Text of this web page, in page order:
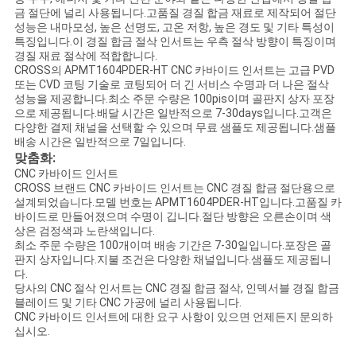
금 절단에 널리 사용됩니다.고품질 경질 합금 재료로 제작되어 절단
성능은 내마모성, 높은 선명도, 고온 저항, 높은 경도 및 기타 특성이
특징입니다.이 경질 합금 절삭 인서트는 우측 절삭 방향이 특징이며
경질 재료 절삭에 적합합니다.
CROSS의 APMT1604PDER-HT CNC 카바이드 인서트는 고급 PVD
또는 CVD 코팅 기술로 코팅되어 더 긴 서비스 수명과 더 나은 절삭
성능을 제공합니다.최소 주문 수량은 100pis이며 골판지 상자 포장
으로 제공됩니다.배달 시간은 일반적으로 7-30days입니다.고객은
다양한 결제 채널을 선택할 수 있으며 무료 샘플도 제공됩니다.샘플
배송 시간은 일반적으로 7일입니다.
맞춤화:
CNC 카바이드 인서트
CROSS 브랜드 CNC 카바이드 인서트는 CNC 경질 합금 절단용으로
설계되었습니다.모델 번호는 APMT1604PDER-HT입니다.고품질 카
바이드로 만들어졌으며 수명이 깁니다.절단 방향은 오른손이며 색
상은 검정색과 노란색입니다.
최소 주문 수량은 100개이며 배송 기간은 7-30일입니다.포장은 골
판지 상자입니다.지불 조건은 다양한 채널입니다.샘플도 제공됩니
다.
당사의 CNC 절삭 인서트는 CNC 경질 합금 절삭, 인덱서블 경질 합금
블레이드 및 기타 CNC 가공에 널리 사용됩니다.
CNC 카바이드 인서트에 대한 요구 사항이 있으면 언제든지 문의하
십시오.